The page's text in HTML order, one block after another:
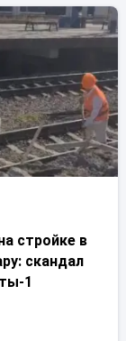
стройке в
скандал
1